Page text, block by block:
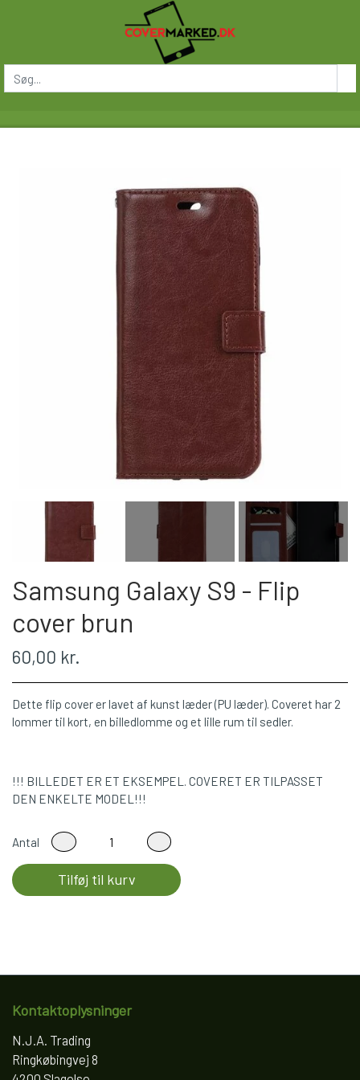
Samsung Galaxy S9 - Flip
cover brun
60,00 kr.
Dette flip cover er lavet af kunst læder (PU læder). Coveret har 2
lommer til kort, en billedlomme og et lille rum til sedler.
!!! BILLEDET ER ET EKSEMPEL. COVERET ER TILPASSET
DEN ENKELTE MODEL!!!
Antal
Tilføj til kurv
Kontaktoplysninger
N.J.A. Trading
Ringkøbingvej 8